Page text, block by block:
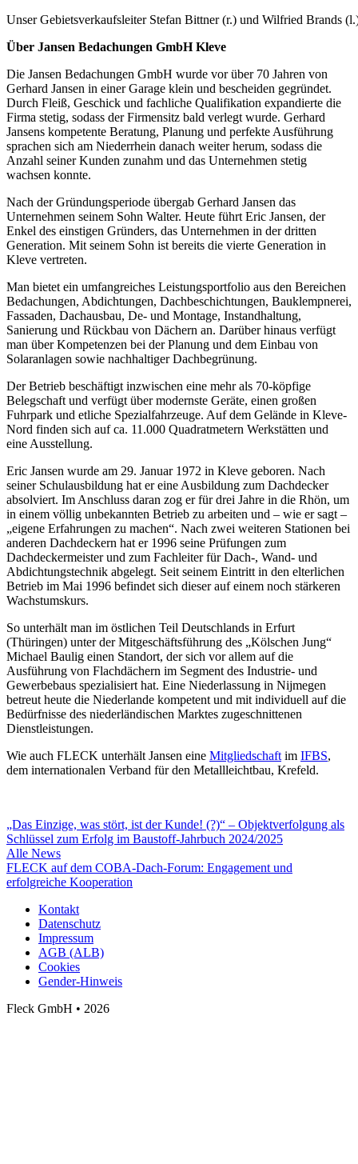
Unser Gebietsverkaufsleiter Stefan Bittner (r.) und Wilfried Brands
Über Jansen Bedachungen GmbH Kleve
Die Jansen Bedachungen GmbH wurde vor über 70 Jahren von
Gerhard Jansen in einer Garage klein und bescheiden gegründet.
Durch Fleiß, Geschick und fachliche Qualifikation expandierte die
Firma stetig, sodass der Firmensitz bald verlegt wurde. Gerhard
Jansens kompetente Beratung, Planung und perfekte Ausführung
sprachen sich am Niederrhein danach weiter herum, sodass die
Anzahl seiner Kunden zunahm und das Unternehmen stetig
wachsen konnte.
Nach der Gründungsperiode übergab Gerhard Jansen das
Unternehmen seinem Sohn Walter. Heute führt Eric Jansen, der
Enkel des einstigen Gründers, das Unternehmen in der dritten
Generation. Mit seinem Sohn ist bereits die vierte Generation in
Kleve vertreten.
Man bietet ein umfangreiches Leistungsportfolio aus den Bereichen
Bedachungen, Abdichtungen, Dachbeschichtungen, Bauklempnerei,
Fassaden, Dachausbau, De- und Montage, Instandhaltung,
Sanierung und Rückbau von Dächern an. Darüber hinaus verfügt
man über Kompetenzen bei der Planung und dem Einbau von
Solaranlagen sowie nachhaltiger Dachbegrünung.
Der Betrieb beschäftigt inzwischen eine mehr als 70-köpfige
Belegschaft und verfügt über modernste Geräte, einen großen
Fuhrpark und etliche Spezialfahrzeuge. Auf dem Gelände in Kleve-
Nord finden sich auf ca. 11.000 Quadratmetern Werkstätten und
eine Ausstellung.
Eric Jansen wurde am 29. Januar 1972 in Kleve geboren. Nach
seiner Schulausbildung hat er eine Ausbildung zum Dachdecker
absolviert. Im Anschluss daran zog er für drei Jahre in die Rhön, um
in einem völlig unbekannten Betrieb zu arbeiten und – wie er sagt –
„eigene Erfahrungen zu machen“. Nach zwei weiteren Stationen bei
anderen Dachdeckern hat er 1996 seine Prüfungen zum
Dachdeckermeister und zum Fachleiter für Dach-, Wand- und
Abdichtungstechnik abgelegt. Seit seinem Eintritt in den elterlichen
Betrieb im Mai 1996 befindet sich dieser auf einem noch stärkeren
Wachstumskurs.
So unterhält man im östlichen Teil Deutschlands in Erfurt
(Thüringen) unter der Mitgeschäftsführung des „Kölschen Jung“
Michael Baulig einen Standort, der sich vor allem auf die
Ausführung von Flachdächern im Segment des Industrie- und
Gewerbebaus spezialisiert hat. Eine Niederlassung in Nijmegen
betreut heute die Niederlande kompetent und mit individuell auf die
Bedürfnisse des niederländischen Marktes zugeschnittenen
Dienstleistungen.
Wie auch FLECK unterhält Jansen eine Mitgliedschaft im IFBS,
dem internationalen Verband für den Metallleichtbau, Krefeld.
„Das Einzige, was stört, ist der Kunde! (?)“ – Objektverfolgung als
Schlüssel zum Erfolg im Baustoff-Jahrbuch 2024/2025
Alle News
FLECK auf dem COBA-Dach-Forum: Engagement und
erfolgreiche Kooperation
Kontakt
Datenschutz
Impressum
AGB (ALB)
Cookies
Gender-Hinweis
Fleck GmbH • 2026